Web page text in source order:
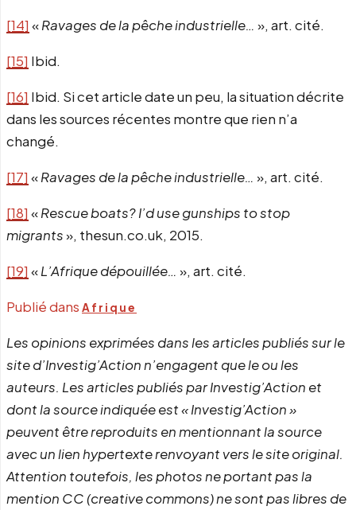
[14] «Ravages de la pêche industrielle… », art. cité.
[15] Ibid.
[16] Ibid. Si cet article date un peu, la situation décrite
dans les sources récentes montre que rien n’a
changé.
[17] «Ravages de la pêche industrielle… », art. cité.
[18] «Rescue boats? I’d use gunships to stop
migrants», thesun.co.uk, 2015.
[19] «L’Afrique dépouillée… », art. cité.
Publié dans Afrique
Les opinions exprimées dans les articles publiés sur le
site d’Investig’Action n’engagent que le ou les
auteurs. Les articles publiés par Investig’Action et
dont la source indiquée est « Investig’Action »
peuvent être reproduits en mentionnant la source
avec un lien hypertexte renvoyant vers le site original.
Attention toutefois, les photos ne portant pas la
mention CC (creative commons) ne sont pas libres de